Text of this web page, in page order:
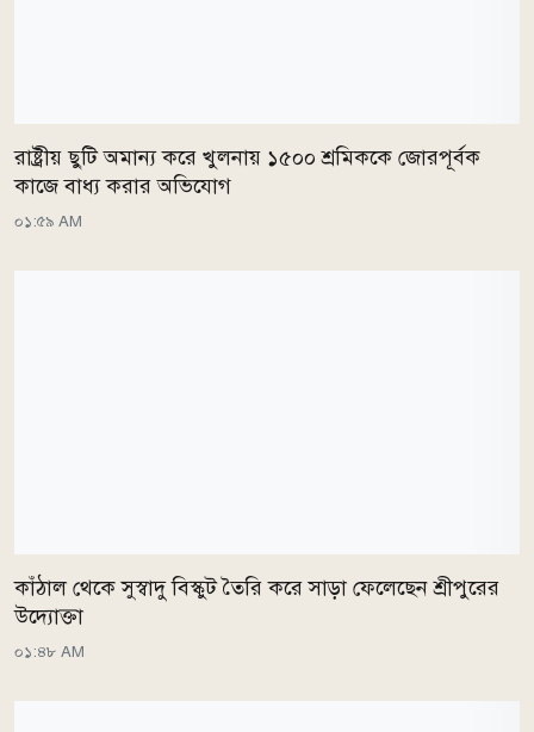
রাষ্ট্রীয় ছুটি অমান্য করে খুলনায় ১৫০০ শ্রমিককে জোরপূর্বক
কাজে বাধ্য করার অভিযোগ
০১:৫৯ AM
কাঁঠাল থেকে সুস্বাদু বিস্কুট তৈরি করে সাড়া ফেলেছেন শ্রীপুরের
উদ্যোক্তা
০১:৪৮ AM